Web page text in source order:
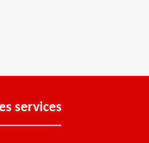
services